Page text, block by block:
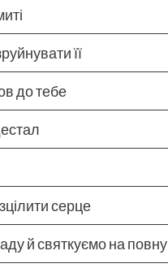
її
до тебе
серце
й святкуємо на повну